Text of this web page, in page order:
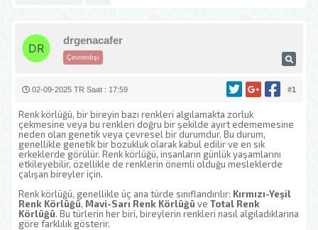
Çevrimdışı
drgenacafer
#1
02-09-2025 TR Saat : 17:59
Renk körlüğü, bir bireyin bazı renkleri algılamakta zorluk
çekmesine veya bu renkleri doğru bir şekilde ayırt edememesine
neden olan genetik veya çevresel bir durumdur. Bu durum,
genellikle genetik bir bozukluk olarak kabul edilir ve en sık
erkeklerde görülür. Renk körlüğü, insanların günlük yaşamlarını
etkileyebilir, özellikle de renklerin önemli olduğu mesleklerde
çalışan bireyler için.
Renk körlüğü, genellikle üç ana türde sınıflandırılır: Kırmızı-Yeşil
Renk Körlüğü, Mavi-Sarı Renk Körlüğü ve Total Renk
Körlüğü. Bu türlerin her biri, bireylerin renkleri nasıl algıladıklarına
göre farklılık gösterir.